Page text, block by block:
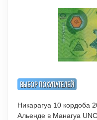
ВЫБОР ПОКУПАТЕЛЕЙ
Никарагуа 10 кордоба